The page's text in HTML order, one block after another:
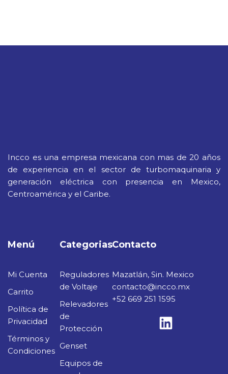
Incco es una empresa mexicana con mas de 20 años
de experiencia en el sector de turbomaquinaria y
generación eléctrica con presencia en Mexico,
Centroamérica y el Caribe.
Menú
Mi Cuenta
Carrito
Política de
Privacidad
Términos y
Condiciones
Categorias
Reguladores
de Voltaje
Relevadores
de
Protección
Genset
Equipos de
Contacto
Mazatlán, Sin. Mexico
contacto@incco.mx
+52 669 251 1595